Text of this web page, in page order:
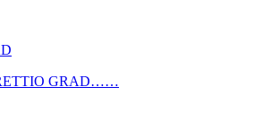
GRAD……